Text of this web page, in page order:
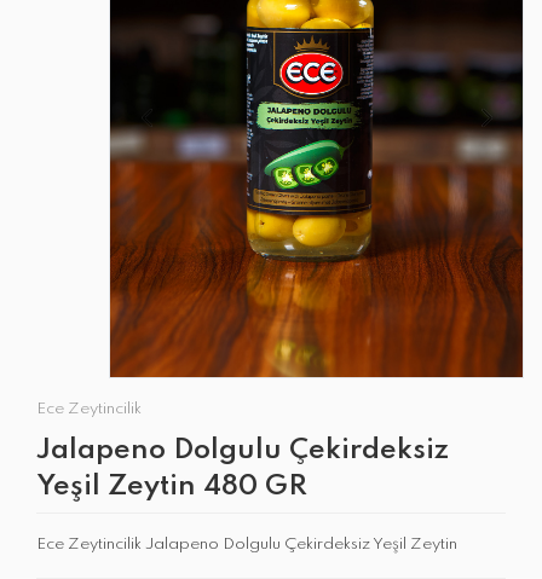
Ece Zeytincilik
Jalapeno Dolgulu Çekirdeksiz
Yeşil Zeytin 480 GR
Ece Zeytincilik Jalapeno Dolgulu Çekirdeksiz Yeşil Zeytin